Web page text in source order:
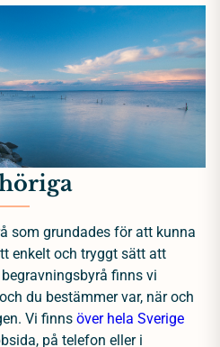
som grundades för att kunna
enkelt och tryggt sätt att
finns vi
du bestämmer var, när och
Vi finns över hela Sverige
på telefon eller i